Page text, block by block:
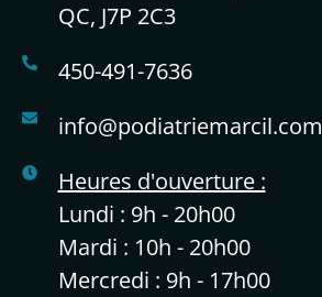
QC, J7P 2C3
450-491-7636
info@podiatriemarcil.com
Heures d'ouverture :
Lundi : 9h - 20h00
Mardi : 10h - 20h00
Mercredi : 9h - 17h00